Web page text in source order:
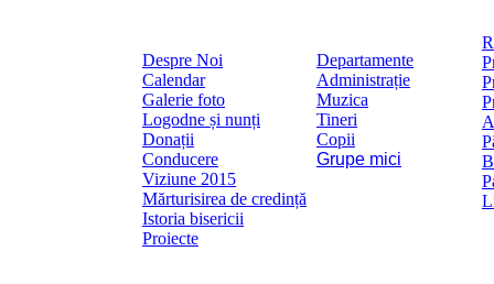
Despre Noi
Calendar
Galerie foto
Logodne și nunți
Donații
Conducere
Viziune 2015
Mărturisirea de credință
Istoria bisericii
Proiecte
Departamente
Administrație
Muzica
Tineri
Copii
Grupe mici